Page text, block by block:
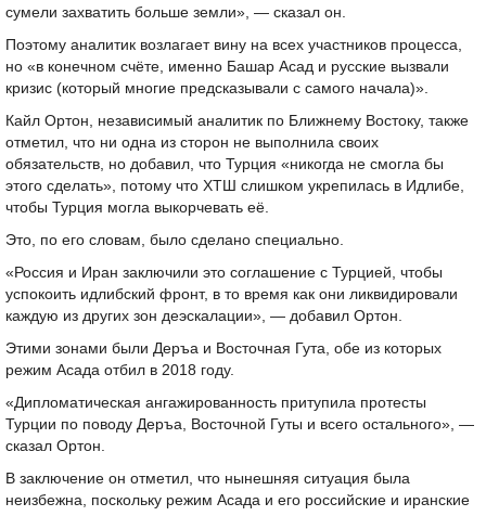
сумели захватить больше земли», — сказал он.
Поэтому аналитик возлагает вину на всех участников процесса,
но «в конечном счёте, именно Башар Асад и русские вызвали
кризис (который многие предсказывали с самого начала)».
Кайл Ортон, независимый аналитик по Ближнему Востоку, также
отметил, что ни одна из сторон не выполнила своих
обязательств, но добавил, что Турция «никогда не смогла бы
этого сделать», потому что ХТШ слишком укрепилась в Идлибе,
чтобы Турция могла выкорчевать её.
Это, по его словам, было сделано специально.
«Россия и Иран заключили это соглашение с Турцией, чтобы
успокоить идлибский фронт, в то время как они ликвидировали
каждую из других зон деэскалации», — добавил Ортон.
Этими зонами были Деръа и Восточная Гута, обе из которых
режим Асада отбил в 2018 году.
«Дипломатическая ангажированность притупила протесты
Турции по поводу Деръа, Восточной Гуты и всего остального», —
сказал Ортон.
В заключение он отметил, что нынешняя ситуация была
неизбежна, поскольку режим Асада и его российские и иранские